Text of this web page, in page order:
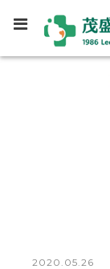
2020.05.26